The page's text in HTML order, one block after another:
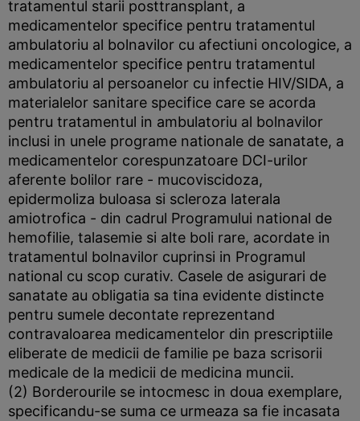
tratamentul starii posttransplant, a
medicamentelor specifice pentru tratamentul
ambulatoriu al bolnavilor cu afectiuni oncologice, a
medicamentelor specifice pentru tratamentul
ambulatoriu al persoanelor cu infectie HIV/SIDA, a
materialelor sanitare specifice care se acorda
pentru tratamentul in ambulatoriu al bolnavilor
inclusi in unele programe nationale de sanatate, a
medicamentelor corespunzatoare DCI-urilor
aferente bolilor rare - mucoviscidoza,
epidermoliza buloasa si scleroza laterala
amiotrofica - din cadrul Programului national de
hemofilie, talasemie si alte boli rare, acordate in
tratamentul bolnavilor cuprinsi in Programul
national cu scop curativ. Casele de asigurari de
sanatate au obligatia sa tina evidente distincte
pentru sumele decontate reprezentand
contravaloarea medicamentelor din prescriptiile
eliberate de medicii de familie pe baza scrisorii
medicale de la medicii de medicina muncii.
(2) Borderourile se intocmesc in doua exemplare,
specificandu-se suma ce urmeaza sa fie incasata